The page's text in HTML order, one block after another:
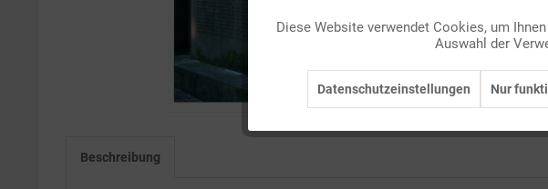
Beschreibung
Diese Website verwendet Cookies, um
Auswahl der
Datenschutzeinstellungen Nur